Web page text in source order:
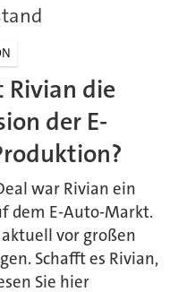
Rivian die
der E-
war Rivian ein
dem E-Auto-Markt.
vor großen
Schafft es Rivian,
Sie hier